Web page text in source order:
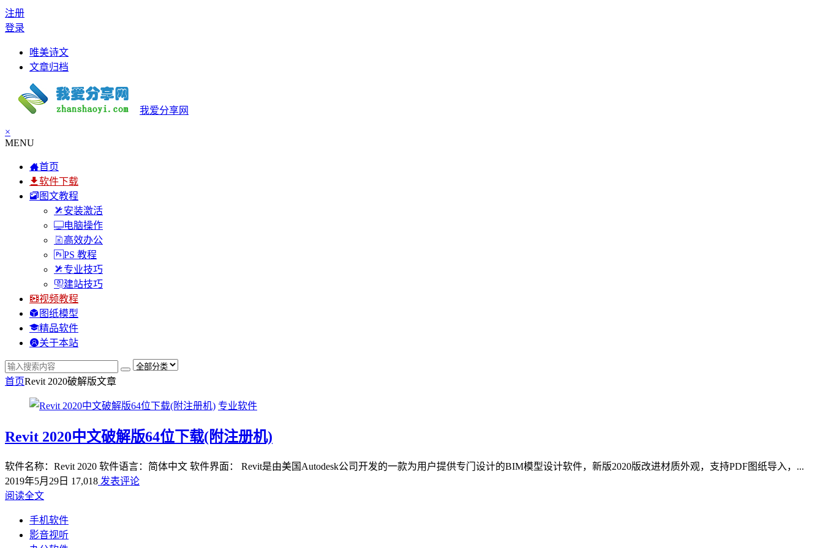
注册
登录
唯美诗文
文章归档
我爱分享网
×
MENU
首页
软件下载
图文教程
安装激活
电脑操作
高效办公
PS 教程
专业技巧
建站技巧
视频教程
图纸模型
精品软件
关于本站
首页Revit 2020破解版文章
专业软件
Revit 2020中文破解版64位下载(附注册机)
软件名称：Revit 2020 软件语言：简体中文 软件界面： Revit是由美国Autodesk公司开发的一款为用户提供专门设计的BIM模型设计软件，新版2020版改进材质外观，支持PDF图纸导入，...
2019年5月29日 17,018 发表评论
阅读全文
手机软件
影音视听